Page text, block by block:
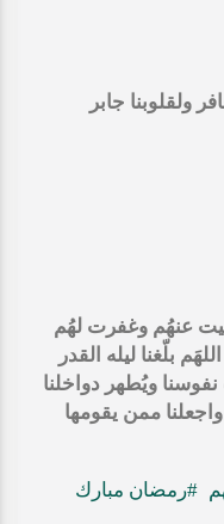
ولقلوبنا جابر
عنهُم وغفرت لهُم
بلّغنا ليله القدر
ويُطهر دواخلنا
ممن يقومها
#رمضان مبارك